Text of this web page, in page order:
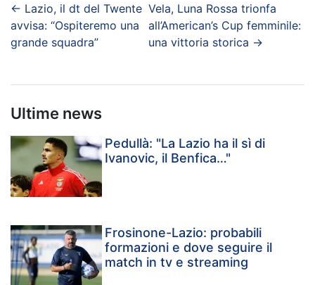
← Lazio, il dt del Twente
avvisa: “Ospiteremo una
grande squadra”
Vela, Luna Rossa trionfa
all’American’s Cup femminile:
una vittoria storica →
Ultime news
Pedullà: "La Lazio ha il sì di
Ivanovic, il Benfica…"
Frosinone-Lazio: probabili
formazioni e dove seguire il
match in tv e streaming